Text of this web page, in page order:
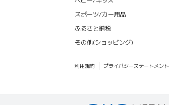
スポーツ/カー用品
ふるさと納税
その他(ショッピング)
利用規約 プライバシーステートメント